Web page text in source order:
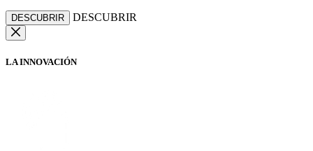
DESCUBRIR DESCUBRIR
LA INNOVACIÓN